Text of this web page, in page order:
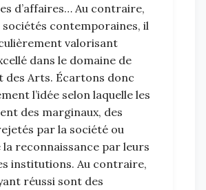
d’affaires… Au contraire,
sociétés contemporaines, il
valorisant
dans le domaine de
des Arts. Écartons donc
l’idée selon laquelle les
des marginaux, des
par la société ou
la reconnaissance par leurs
institutions. Au contraire,
réussi sont des